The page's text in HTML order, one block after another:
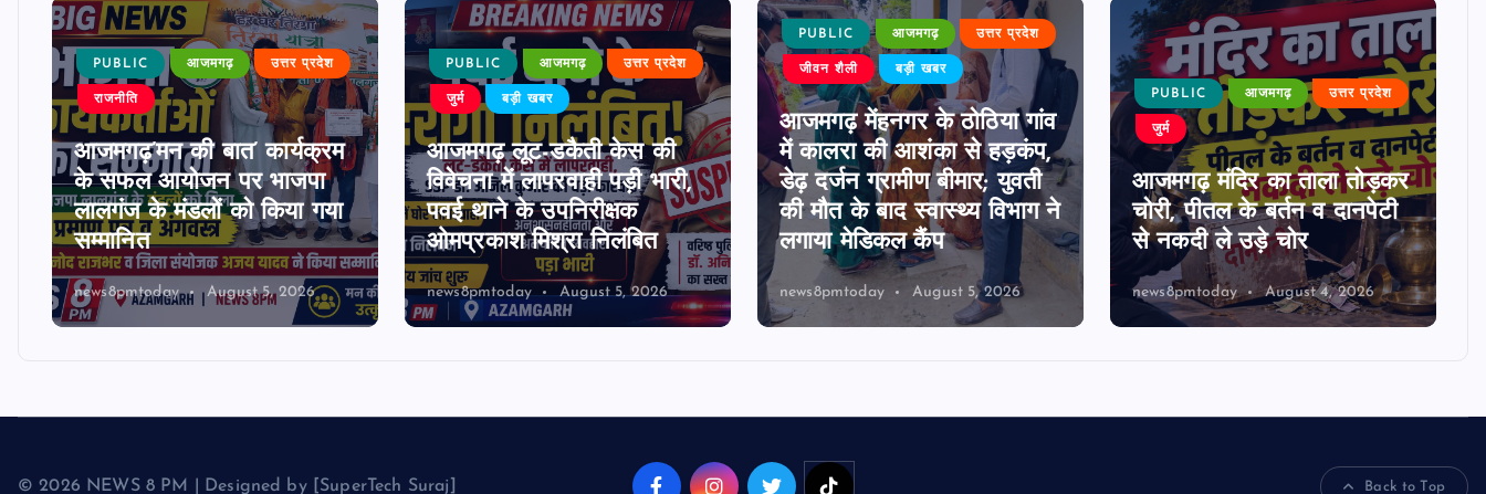
PUBLIC आजमगढ़ उत्तर प्रदेश
राजनीति
आजमगढ़’मन की बात’ कार्यक्रम
के सफल आयोजन पर भाजपा
लालगंज के मंडलों को किया गया
सम्मानित
news8pmtoday August 5, 2026
PUBLIC आजमगढ़ उत्तर प्रदेश
जुर्म बड़ी खबर
आजमगढ़ लूट-डकैती केस की
विवेचना में लापरवाही पड़ी भारी,
पवई थाने के उपनिरीक्षक
ओमप्रकाश मिश्रा निलंबित
news8pmtoday August 5, 2026
PUBLIC आजमगढ़ उत्तर प्रदेश
जीवन शैली बड़ी खबर
आजमगढ़ मेंहनगर के ठोठिया गांव
में कालरा की आशंका से हड़कंप,
डेढ़ दर्जन ग्रामीण बीमार; युवती
की मौत के बाद स्वास्थ्य विभाग ने
लगाया मेडिकल कैंप
news8pmtoday August 5, 2026
PUBLIC आजमगढ़ उत्तर प्रदेश
जुर्म
आजमगढ़ मंदिर का ताला तोड़कर
चोरी, पीतल के बर्तन व दानपेटी
से नकदी ले उड़े चोर
news8pmtoday August 4, 2026
© 2026 NEWS 8 PM | Designed by [SuperTech Suraj] Back to Top